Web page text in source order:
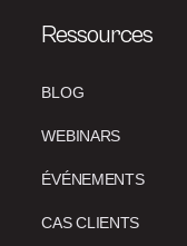
Ressources
BLOG
WEBINARS
ÉVÉNEMENTS
CAS CLIENTS